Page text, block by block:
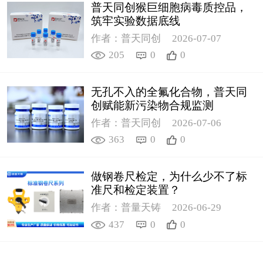
普天同创猴巨细胞病毒质控品，
筑牢实验数据底线
作者：普天同创
2026-07-07
205
0 0
无孔不入的全氟化合物，普天同
创赋能新污染物合规监测
作者：普天同创
2026-07-06
363
0 0
做钢卷尺检定，为什么少不了标
准尺和检定装置？
作者：普量天铸
2026-06-29
437
0 0